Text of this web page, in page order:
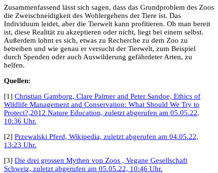
Zusammenfassend lässt sich sagen, dass das Grundproblem des Zoos
die Zweischneidigkeit des Wohlergehens der Tiere ist. Das
Individuum leidet, aber die Tierwelt kann profitieren. Ob man bereit
ist, diese Realität zu akzeptieren oder nicht, liegt bei einem selbst.
Außerdem lohnt es sich, etwas zu Recherche zu dem Zoo zu
betreiben und wie genau er versucht der Tierwelt, zum Beispiel
durch Spenden oder auch Auswilderung gefährdeter Arten, zu
helfen.
Quellen:
[1] Christian Gamborg, Clare Palmer and Peter Sandoe, Ethics of
Wildlife Management and Conservation: What Should We Try to
Protect?,2012 Nature Education, zuletzt abgerufen am 05.05.22,
10:36 Uhr.
[2] Przewalski Pferd, Wikipedia, zuletzt abgerufen am 04.05.22,
13:23 Uhr.
[3] Die drei grossen Mythen von Zoos , Vegane Gesellschaft
Schweiz, zuletzt abgerufen am 05.05.22, 10:46 Uhr.